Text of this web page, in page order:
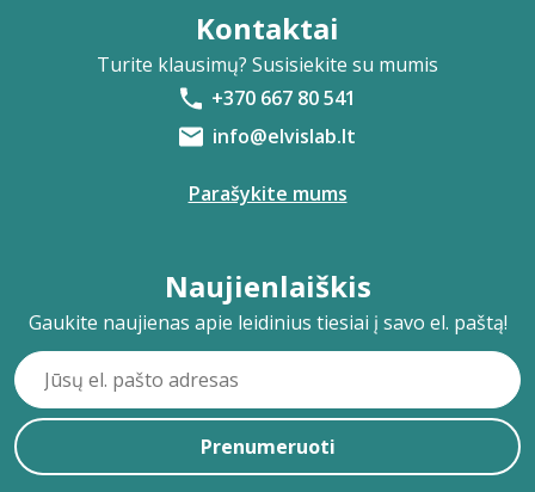
Kontaktai
Turite klausimų? Susisiekite su mumis
+370 667 80 541
info@elvislab.lt
Parašykite mums
Naujienlaiškis
Gaukite naujienas apie leidinius tiesiai į savo el. paštą!
Prenumeruoti